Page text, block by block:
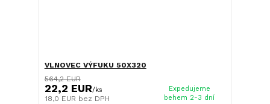
VLNOVEC VÝFUKU 50X320
564,2 EUR
22,2 EUR/ks
18,0 EUR bez DPH
Expedujeme
behem 2-3 dní